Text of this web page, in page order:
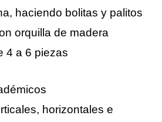
haciendo bolitas y palitos
orquilla de madera
4 a 6 piezas
horizontales e